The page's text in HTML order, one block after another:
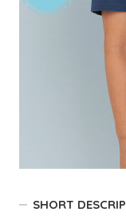
SHORT